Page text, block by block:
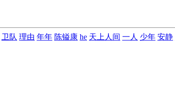
卫队 理由 年年 陈镒康 he 天上人间 一人 少年 安静